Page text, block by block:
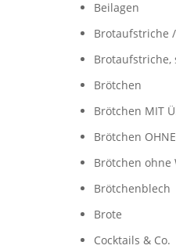
Beilagen
Brotaufstriche
Brotaufstriche,
Brötchen
Brötchen MIT
Brötchen
Brötchen ohne
Brötchenblech
Brote
Cocktails & Co.